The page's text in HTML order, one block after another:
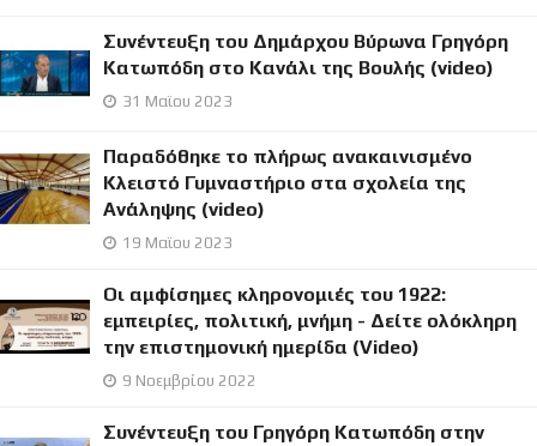
Συνέντευξη του Δημάρχου Βύρωνα Γρηγόρη
Κατωπόδη στο Κανάλι της Βουλής (video)
31 Μαϊου 2023
Παραδόθηκε το πλήρως ανακαινισμένο
Κλειστό Γυμναστήριο στα σχολεία της
Ανάληψης (video)
19 Μαϊου 2023
Οι αμφίσημες κληρονομιές του 1922:
εμπειρίες, πολιτική, μνήμη - Δείτε ολόκληρη
την επιστημονική ημερίδα (Video)
9 Νοεμβρίου 2022
Συνέντευξη του Γρηγόρη Κατωπόδη στην